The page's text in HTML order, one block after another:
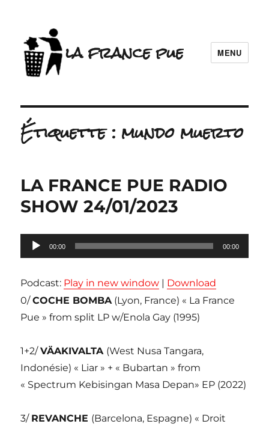
la france pue MENU
Étiquette : mundo muerto
LA FRANCE PUE RADIO
SHOW 24/01/2023
Lecteur
audio
00:00 00:00
Podcast: Play in new window | Download
0/COCHE BOMBA(Lyon, France) « La France
Pue » from split LP w/Enola Gay (1995)
1+2/VÄAKIVALTA (West Nusa Tangara,
Indonésie) « Liar » + « Bubartan » from
« Spectrum Kebisingan Masa Depan» EP (2022)
3/ REVANCHE (Barcelona, Espagne) « Droit